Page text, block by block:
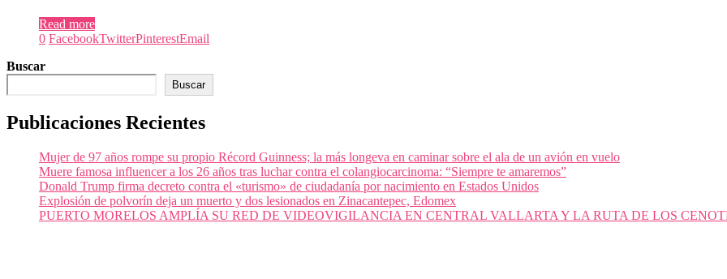
Read more
0 FacebookTwitterPinterestEmail
Buscar
Buscar
Publicaciones Recientes
Mujer de 97 años rompe su propio Récord Guinness; la más longeva en caminar sobre el ala de un avión en vuelo
Muere famosa influencer a los 26 años tras luchar contra el colangiocarcinoma: “Siempre te amaremos”
Donald Trump firma decreto contra el «turismo» de ciudadanía por nacimiento en Estados Unidos
Explosión de polvorín deja un muerto y dos lesionados en Zinacantepec, Edomex
PUERTO MORELOS AMPLÍA SU RED DE VIDEOVIGILANCIA EN CENTRAL VALLARTA Y LA RUTA DE LOS